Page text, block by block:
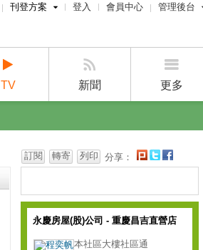
刊登方案
賣屋刊登
廣告刊登
登入 會員中心 管理後台
經紀人管理後台
設計師管理後台
TV 新聞 更多
訂閱 轉寄 列印 分享：
永慶房屋(股)公司 - 重慶昌吉直營店
本社區大樓社區通